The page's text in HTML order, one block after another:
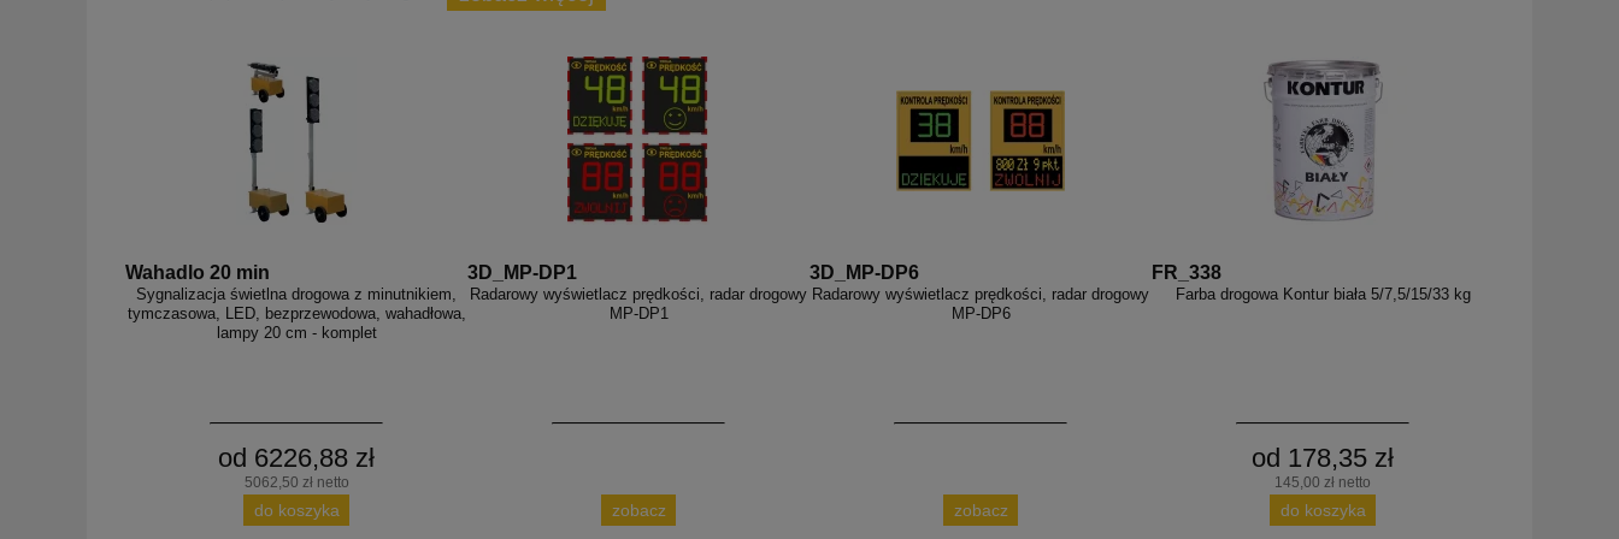
Wahadlo 20 min
Sygnalizacja świetlna drogowa z minutnikiem,
tymczasowa, LED, bezprzewodowa, wahadłowa,
lampy 20 cm - komplet
od 6226,88 zł
5062,50 zł netto
do koszyka
3D_MP-DP1
Radarowy wyświetlacz prędkości, radar drogowy
MP-DP1
zobacz
3D_MP-DP6
Radarowy wyświetlacz prędkości, radar drogowy
MP-DP6
zobacz
FR_338
Farba drogowa Kontur biała 5/7,5/15/33 kg
od 178,35 zł
145,00 zł netto
do koszyka